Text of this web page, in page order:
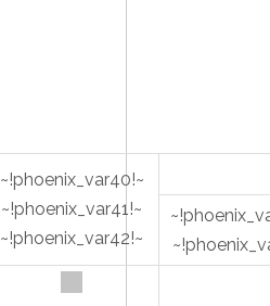
~!phoenix_var40!~
~!phoenix_var41!~
~!phoenix_var42!~